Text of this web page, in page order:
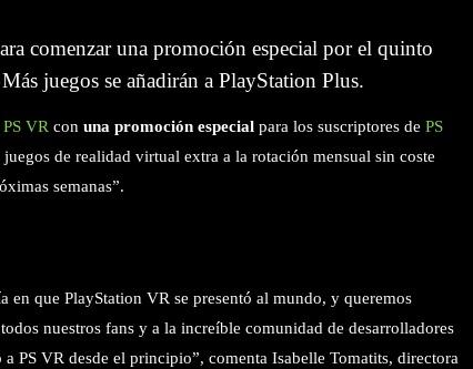
comenzar una promoción especial por el quinto
juegos se añadirán a PlayStation Plus.
PS VR con una promoción especial para los suscriptores de PS
de realidad virtual extra a la rotación mensual sin coste
semanas”.
que PlayStation VR se presentó al mundo, y queremos
nuestros fans y a la increíble comunidad de desarrolladores
PS VR desde el principio”, comenta Isabelle Tomatits, directora